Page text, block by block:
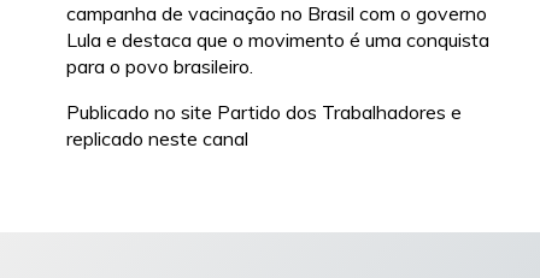
campanha de vacinação no Brasil com o governo
Lula e destaca que o movimento é uma conquista
para o povo brasileiro.
Publicado no site Partido dos Trabalhadores e
replicado neste canal